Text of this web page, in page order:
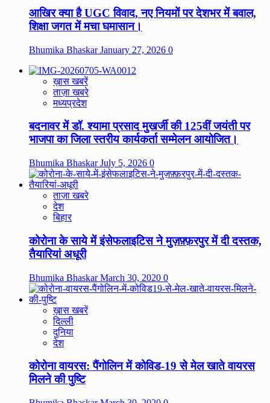
आखिर क्या है UGC विवाद, नए नियमों पर देशभर में बवाल,
शिक्षा जगत में मचा घमासान।
Bhumika BhaskarJanuary 27, 2026 0
ख़ास खबरें
ताज़ा खबरे
मध्यप्रदेश
बदनावर में डॉ. श्यामा प्रसाद मुखर्जी की 125वीं जयंती पर
भाजपा का जिला स्तरीय कार्यकर्ता सम्मेलन आयोजित।
Bhumika BhaskarJuly 5, 2026 0
ताज़ा खबरे
देश
बिहार
कोरोना के साये में इंसेफलाइटिस ने मुज़फ़्फ़रपुर में दी दस्तक,
तैयारियां अधूरी
Bhumika BhaskarMarch 30, 2020 0
ख़ास खबरें
दिल्ली
दुनिया
देश
कोरोना वायरस: पैंगोलिन में कोविड-19 से मेल खाते वायरस
मिलने की पुष्टि